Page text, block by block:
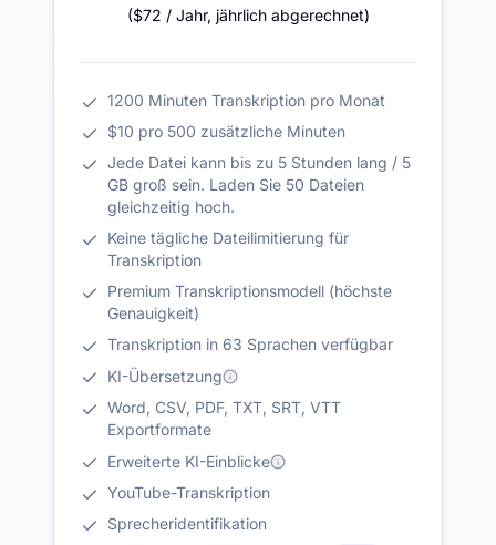
($72 / Jahr, jährlich abgerechnet)
1200 Minuten Transkription pro Monat
$10 pro 500 zusätzliche Minuten
Jede Datei kann bis zu 5 Stunden lang / 5
GB groß sein. Laden Sie 50 Dateien
gleichzeitig hoch.
Keine tägliche Dateilimitierung für
Transkription
Premium Transkriptionsmodell (höchste
Genauigkeit)
Transkription in 63 Sprachen verfügbar
KI-Übersetzung
Word, CSV, PDF, TXT, SRT, VTT
Exportformate
Erweiterte KI-Einblicke
YouTube-Transkription
Sprecheridentifikation